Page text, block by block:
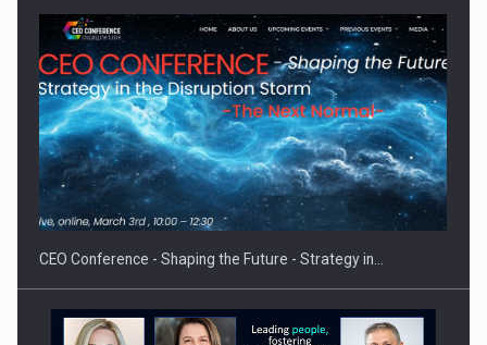
Proteinmaxxing and the Future of Protein Demand
CEO Conference - Shaping the Future - Strategy in…